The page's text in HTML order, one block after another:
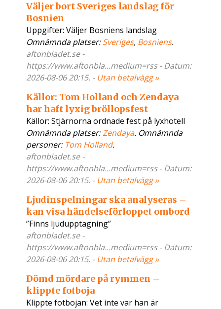
Väljer bort Sveriges landslag för
Bosnien
Uppgifter: Väljer Bosniens landslag
Omnämnda platser:Sveriges, Bosniens.
aftonbladet.se -
https://www.aftonbla...medium=rss - Datum:
2026-08-06 20:15. - Utan betalvägg »
Källor: Tom Holland och Zendaya
har haft lyxig bröllopsfest
Källor: Stjärnorna ordnade fest på lyxhotell
Omnämnda platser:Zendaya. Omnämnda
personer: Tom Holland.
aftonbladet.se -
https://www.aftonbla...medium=rss - Datum:
2026-08-06 20:15. - Utan betalvägg »
Ljudinspelningar ska analyseras –
kan visa händelseförloppet ombord
”Finns ljudupptagning”
aftonbladet.se -
https://www.aftonbla...medium=rss - Datum:
2026-08-06 20:15. - Utan betalvägg »
Dömd mördare på rymmen –
klippte fotboja
Klippte fotbojan: Vet inte var han är